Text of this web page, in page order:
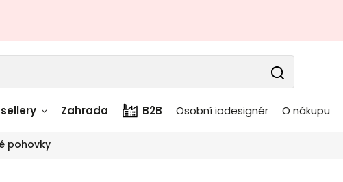
Stolky skladem
Zahrada B2B Osobní iodesignér O nákupu
pohovky